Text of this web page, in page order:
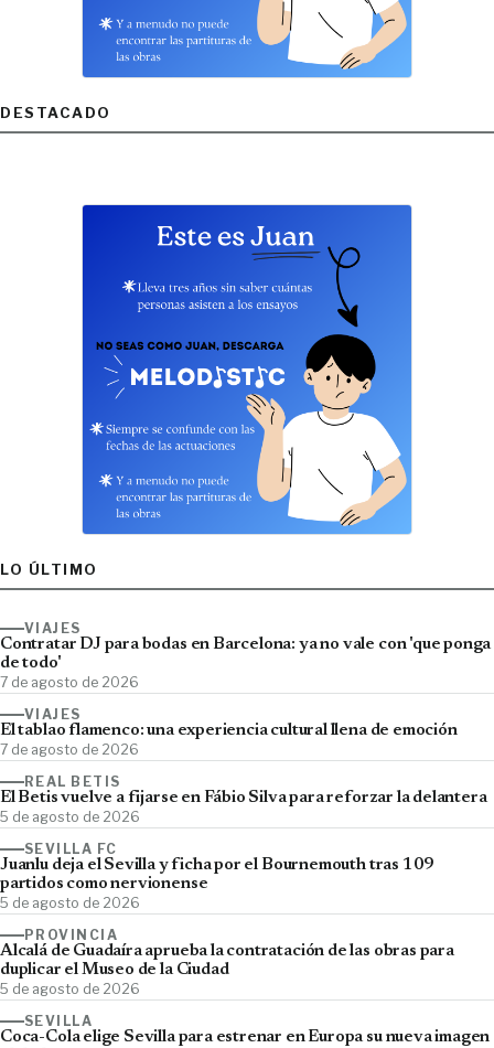
DESTACADO
LO ÚLTIMO
VIAJES
Contratar DJ para bodas en Barcelona: ya no vale con 'que ponga
de todo'
7 de agosto de 2026
VIAJES
El tablao flamenco: una experiencia cultural llena de emoción
7 de agosto de 2026
REAL BETIS
El Betis vuelve a fijarse en Fábio Silva para reforzar la delantera
5 de agosto de 2026
SEVILLA FC
Juanlu deja el Sevilla y ficha por el Bournemouth tras 109
partidos como nervionense
5 de agosto de 2026
PROVINCIA
Alcalá de Guadaíra aprueba la contratación de las obras para
duplicar el Museo de la Ciudad
5 de agosto de 2026
SEVILLA
Coca-Cola elige Sevilla para estrenar en Europa su nueva imagen